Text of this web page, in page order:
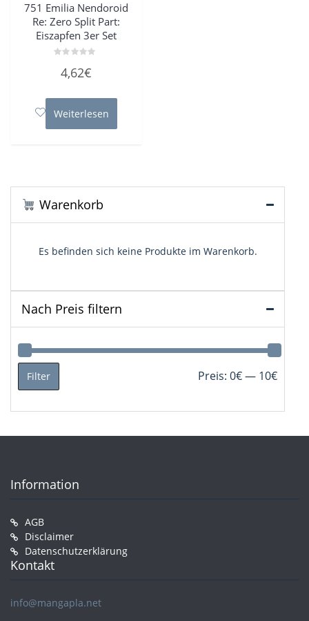
751 Emilia Nendoroid
Re: Zero Split Part:
Eiszapfen 3er Set
mit
5
4,62€
Weiterlesen
Warenkorb
Es befinden sich keine Produkte im Warenkorb.
Nach Preis filtern
Min.
Max.
Filter Preis: 0€— 10€
Information
AGB
Disclaimer
Datenschutzerklärung
Kontakt
info@mangapla.net